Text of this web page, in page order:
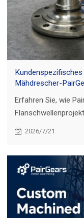
Mähdrescher-
Erfahren Sie, wie
2026/7/21